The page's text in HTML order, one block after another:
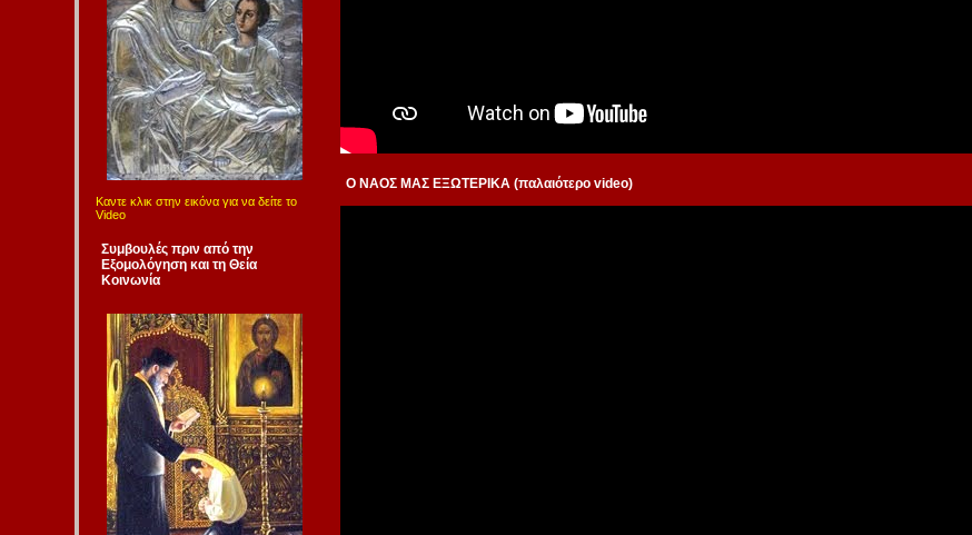
Καντε κλικ στην εικόνα για να δείτε το
Video
Συμβουλές πριν από την
Εξομολόγηση και τη Θεία
Κοινωνία
Ο ΝΑΟΣ ΜΑΣ ΕΞΩΤΕΡΙΚΑ (παλαιότερο video)